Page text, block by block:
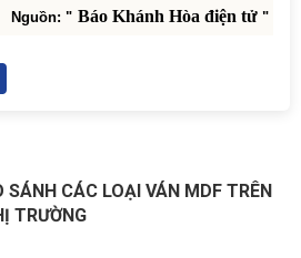
Nguồn: " Báo Khánh Hòa điện tử "
SÁNH CÁC LOẠI VÁN MDF TRÊN
TRƯỜNG